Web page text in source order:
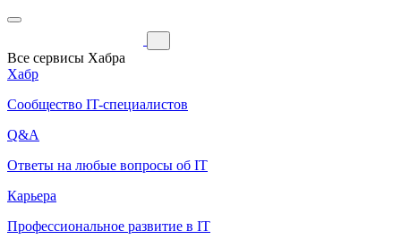
Все сервисы Хабра
Хабр
Сообщество IT-специалистов
Q&A
Ответы на любые вопросы об IT
Карьера
Профессиональное развитие в IT